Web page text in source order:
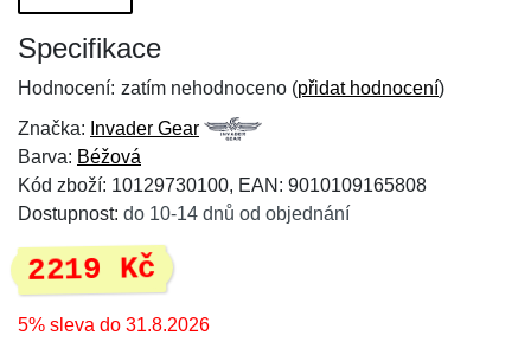
Specifikace
Hodnocení: zatím nehodnoceno (přidat hodnocení)
Značka: Invader Gear
Barva: Béžová
Kód zboží: 10129730100, EAN: 9010109165808
Dostupnost: do 10-14 dnů od objednání
2219 Kč
5% sleva do 31.8.2026